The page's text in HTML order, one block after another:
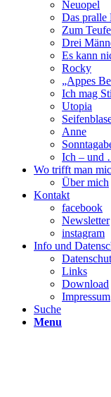
Neuopel
Das pralle
Zum
Drei
Es kann
Rocky
„Appes
Ich mag
Utopia
Anne
Ich – und
Wo trifft man
Über mich
Kontakt
facebook
Newsletter
instagram
Info und
Links
Download
Impressum
Suche
Menu